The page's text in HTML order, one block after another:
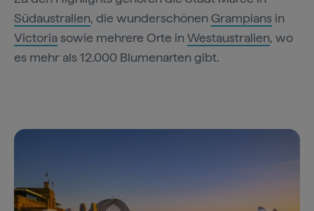
Südaustralien, die wunderschönen Grampians in
Victoriasowie mehrere Orte inWestaustralien, wo
es mehr als 12.000 Blumenarten gibt.